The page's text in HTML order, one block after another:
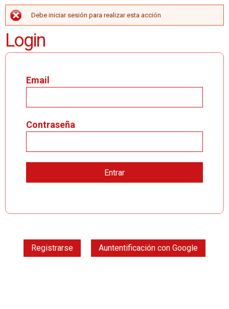
MENSAJE DE ERROR
Debe iniciar sesión para realizar esta acción
Login
Email
Contraseña
Registrarse Auntentificación con Google